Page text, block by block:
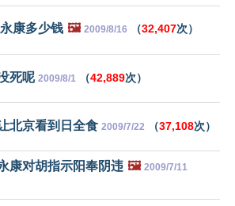
康多少钱 🖼️ 2009/8/16 （32,407次）
死呢 2009/8/1 （42,889次）
北京看到日全食 2009/7/22 （37,108次）
康对胡指示阳奉阴违 🖼️ 2009/7/11